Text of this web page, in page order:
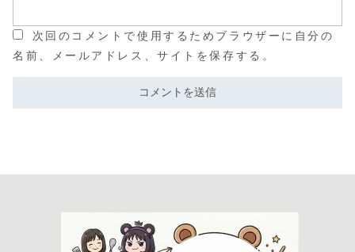
次回のコメントで使用するためブラウザーに自分の
名前、メールアドレス、サイトを保存する。